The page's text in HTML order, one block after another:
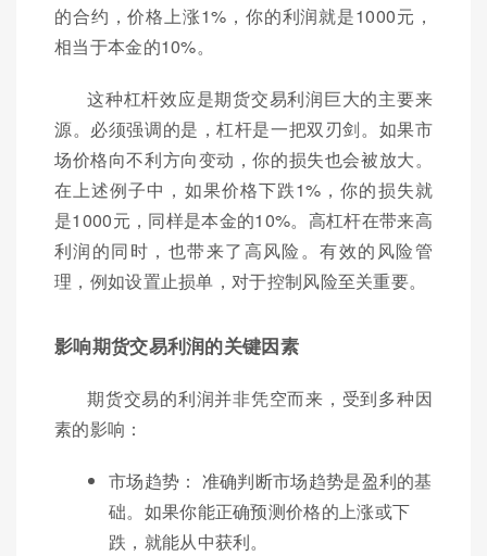
的合约，价格上涨1%，你的利润就是1000元，
相当于本金的10%。
这种杠杆效应是期货交易利润巨大的主要来
源。必须强调的是，杠杆是一把双刃剑。如果市
场价格向不利方向变动，你的损失也会被放大。
在上述例子中，如果价格下跌1%，你的损失就
是1000元，同样是本金的10%。高杠杆在带来高
利润的同时，也带来了高风险。有效的风险管
理，例如设置止损单，对于控制风险至关重要。
影响期货交易利润的关键因素
期货交易的利润并非凭空而来，受到多种因
素的影响：
市场趋势： 准确判断市场趋势是盈利的基
础。如果你能正确预测价格的上涨或下
跌，就能从中获利。